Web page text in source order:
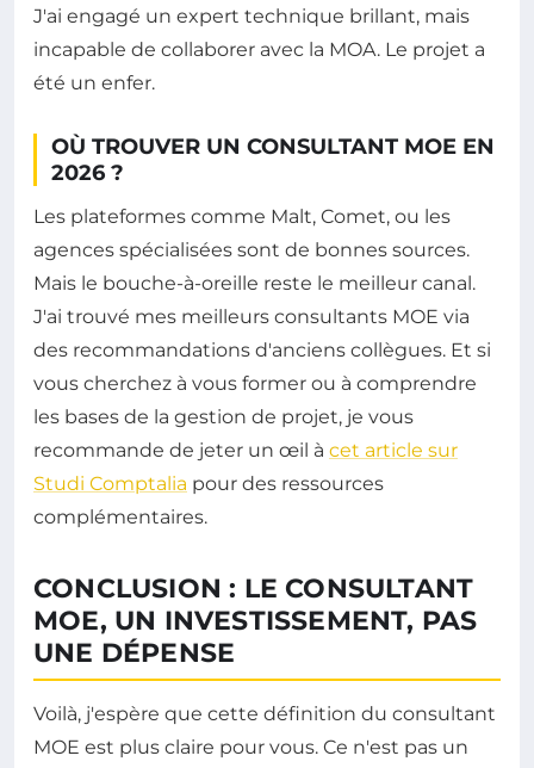
J'ai engagé un expert technique brillant, mais
incapable de collaborer avec la MOA. Le projet a
été un enfer.
OÙ TROUVER UN CONSULTANT MOE EN
2026 ?
Les plateformes comme Malt, Comet, ou les
agences spécialisées sont de bonnes sources.
Mais le bouche-à-oreille reste le meilleur canal.
J'ai trouvé mes meilleurs consultants MOE via
des recommandations d'anciens collègues. Et si
vous cherchez à vous former ou à comprendre
les bases de la gestion de projet, je vous
recommande de jeter un œil à cet article sur
Studi Comptalia pour des ressources
complémentaires.
CONCLUSION : LE CONSULTANT
MOE, UN INVESTISSEMENT, PAS
UNE DÉPENSE
Voilà, j'espère que cette définition du consultant
MOE est plus claire pour vous. Ce n'est pas un